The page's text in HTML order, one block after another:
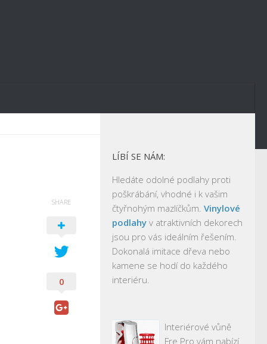
SHARE
0
LÍBÍ SE NÁM:
Hledáte odolné podlahy proti
poškrábání, vhodné i k vašim
čtyřnohým mazlíčkům. Vinylové
podlahy v atraktivních dekorech
jsou pro vás ideálním řešením.
Dokonalá imitace dřeva nebo
kamene se hodí do každého
interiéru.
Interiérové vůně
Fre Pro vám nabízí